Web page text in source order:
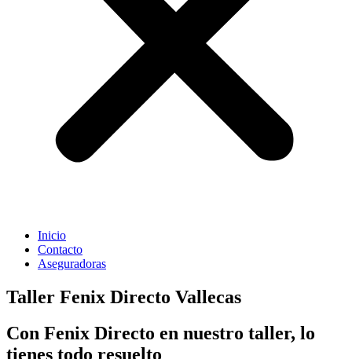
Inicio
Contacto
Aseguradoras
Taller Fenix Directo Vallecas
Con Fenix Directo en nuestro taller, lo
tienes todo resuelto